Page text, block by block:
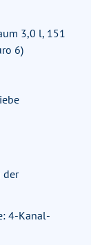
3,0 l, 151
6)
der
4-Kanal-